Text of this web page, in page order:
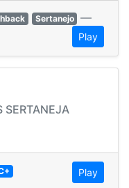
Sertanejo —
Play
SERTANEJA
Play